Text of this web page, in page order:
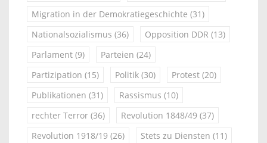
Migration in der Demokratiegeschichte (31)
Nationalsozialismus (36) Opposition DDR (13)
Parlament (9) Parteien (24)
Partizipation (15) Politik (30) Protest (20)
Publikationen (31) Rassismus (10)
rechter Terror (36) Revolution 1848/49 (37)
Revolution 1918/19 (26) Stets zu Diensten (11)